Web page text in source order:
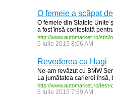
O femeie a scăpat
O femeie din Statele Unite
a fost însă contestată
http://www.automarket.ro/stiri/
6 Iulie 2015 8:06 AM
Revederea cu Hagi
Ne-am revăzut cu BMW
La jumătatea carierei
http://www.automarket.ro/test-
6 Iulie 2015 7:59 AM